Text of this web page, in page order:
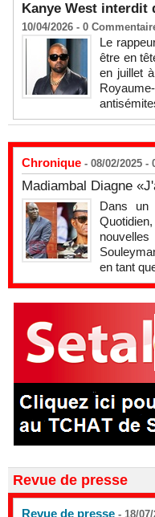
Kanye West interdit
10/04/2026 - 0
Le
être en
en juillet
Chronique - 08/02/2025 -
Madiambal Diagne
Dans un
en tant
Revue de presse
Revue de presse - 18/